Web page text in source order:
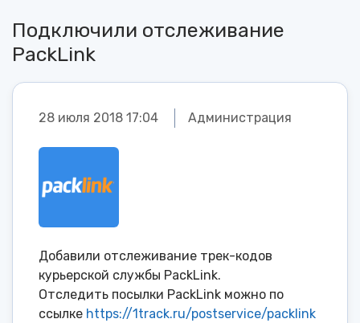
Подключили отслеживание
PackLink
28 июля 2018 17:04 Администрация
Добавили отслеживание трек-кодов
курьерской службы PackLink.
Отследить посылки PackLink можно по
ссылке https://1track.ru/postservice/packlink